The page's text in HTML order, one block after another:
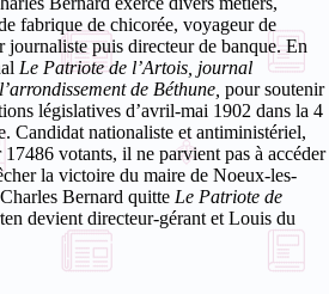
fabrique de chicorée, voyageur de
journaliste puis directeur de banque. En
Le Patriote de l’Artois, journal
de Béthune, pour soutenir
législatives d’avril-mai 1902 dans la 4
Candidat nationaliste et antiministériel,
votants, il ne parvient pas à accéder
la victoire du maire de Noeux-les-
Bernard quitte Le Patriote de
devient directeur-gérant et Louis du